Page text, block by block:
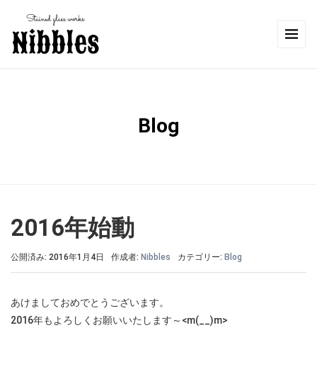
Blog
2016年始動
公開済み: 2016年1月4日 作成者: Nibbles カテゴリー: Blog
あけましておめでとうございます。
2016年もよろしくお願いいたします～<m(__)m>